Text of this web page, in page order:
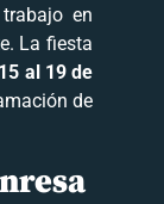
en
La fiesta
al 19 de
de